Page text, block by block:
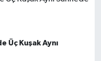
Üç Kuşak Aynı